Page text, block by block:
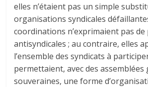
elles n’étaient pas un simple
organisations syndicales
coordinations n’exprimaient pas
antisyndicales ; au contraire, elles
l’ensemble des syndicats à
permettaient, avec des assemblées
souveraines, une forme